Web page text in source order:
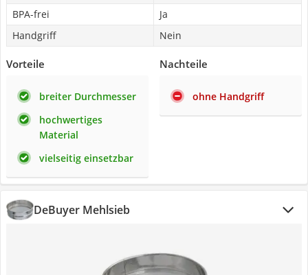
BPA-frei
Ja
Handgriff
Nein
Vorteile
breiter Durchmesser
hochwertiges
Material
vielseitig einsetzbar
Nachteile
ohne Handgriff
DeBuyer Mehlsieb